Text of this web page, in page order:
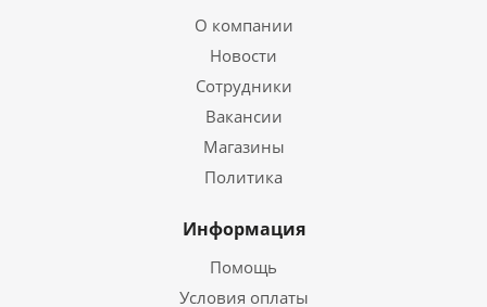
О компании
Новости
Сотрудники
Вакансии
Магазины
Политика
Информация
Помощь
Условия оплаты